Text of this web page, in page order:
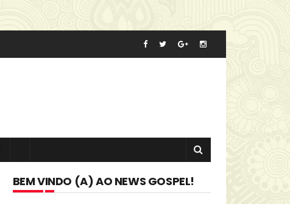
BEM VINDO (A) AO NEWS GOSPEL!